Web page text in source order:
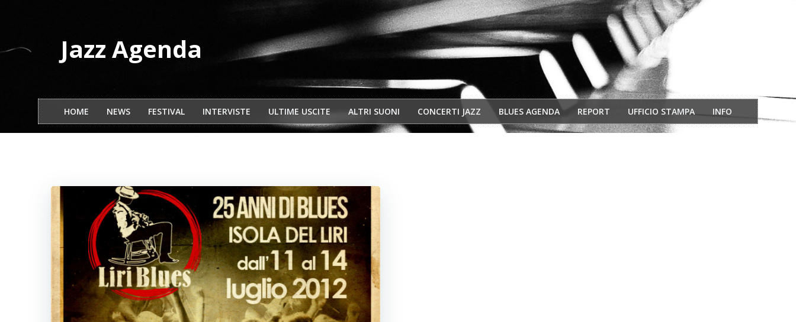
Jazz Agenda
HOME NEWS FESTIVAL INTERVISTE ULTIME USCITE ALTRI SUONI CONCERTI JAZZ BLUES AGENDA REPORT UFFICIO STAMPA INFO